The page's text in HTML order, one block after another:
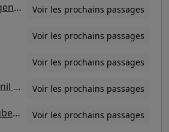
Lafayette - Magenta / Place Franz Liszt Voir les prochains passages
Voir les prochains passages
Voir les prochains passages
Lyon / Daumesnil - Ledru Rollin Voir les prochains passages
Magenta - Maubeuge - Gare du Nord Voir les prochains passages